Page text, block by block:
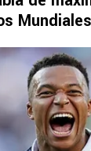
Mundiales